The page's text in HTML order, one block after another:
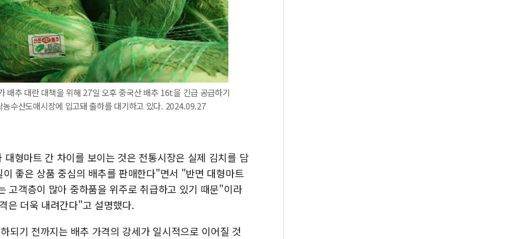
배추 대란 대책을 위해 27일 오후 중국산 배추 16t을 긴급 공급하기
수산도매시장에 입고돼 출하를 대기하고 있다. 2024.09.27
형마트 간 차이를 보이는 것은 전통시장은 실제 김치를 담
좋은 상품 중심의 배추를 판매한다"면서 "반면 대형마트
고객층이 많아 중하품을 위주로 취급하고 있기 때문"이라
은 더욱 내려간다"고 설명했다.
되기 전까지는 배추 가격의 강세가 일시적으로 이어질 것